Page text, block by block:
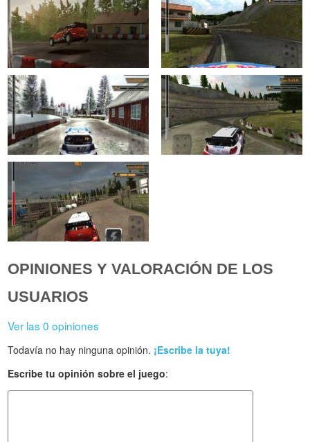
OPINIONES Y VALORACIÓN DE LOS
USUARIOS
Ver las 0 opiniones
Todavía no hay ninguna opinión. ¡Escribe la tuya!
Escribe tu opinión sobre el juego: